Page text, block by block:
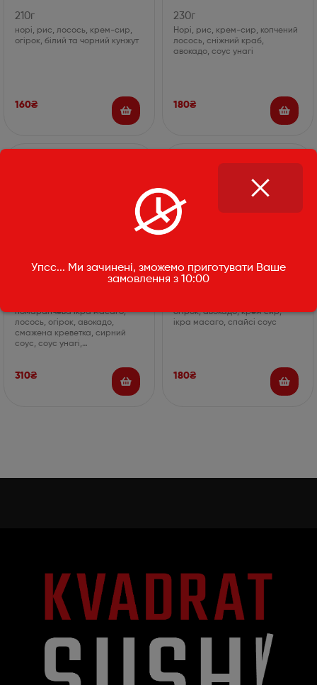
210г
норі, рис, лосось, крем-сир,
огірок, білий та чорний кунжут
160₴
230г
Норі, рис, крем-сир, копчений
лосось, сніжний краб,
авокадо, соус унагі
180₴
помаранчева ікра масаго,
лосось, огірок, авокадо,
смажена креветка, сирний
соус, соус унагі,…
310₴
огірок, авокадо, крем сир,
ікра масаго, спайсі соус
180₴
Упсс... Ми зачинені, зможемо приготувати Ваше
замовлення з 10:00